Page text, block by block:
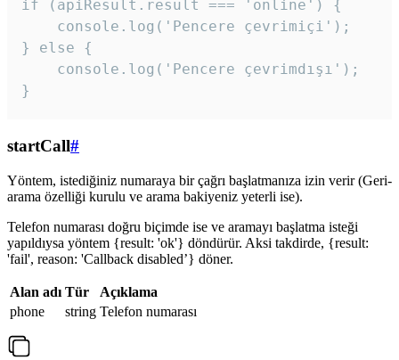
if (apiResult.result === 'online') {
    console.log('Pencere çevrimiçi');
} else {
    console.log('Pencere çevrimdışı');
}
startCall#
Yöntem, istediğiniz numaraya bir çağrı başlatmanıza izin verir (Geri-
arama özelliği kurulu ve arama bakiyeniz yeterli ise).
Telefon numarası doğru biçimde ise ve aramayı başlatma isteği
yapıldıysa yöntem {result: 'ok'} döndürür. Aksi takdirde, {result:
'fail', reason: 'Callback disabled’} döner.
Alan adı Tür
Açıklama
phone
string Telefon numarası